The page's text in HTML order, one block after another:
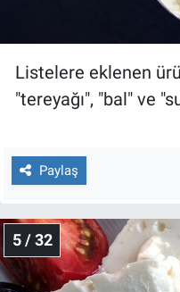
Listelere eklenen
"tereyağı", "bal" ve
Paylaş
5 / 32